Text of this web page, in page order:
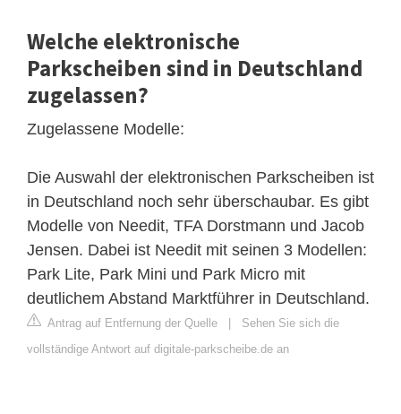
Welche elektronische
Parkscheiben sind in Deutschland
zugelassen?
Zugelassene Modelle:
Die Auswahl der elektronischen Parkscheiben ist
in Deutschland noch sehr überschaubar. Es gibt
Modelle von Needit, TFA Dorstmann und Jacob
Jensen. Dabei ist Needit mit seinen 3 Modellen:
Park Lite, Park Mini und Park Micro mit
deutlichem Abstand Marktführer in Deutschland.
Antrag auf Entfernung der Quelle | Sehen Sie sich die
vollständige Antwort auf digitale-parkscheibe.de an